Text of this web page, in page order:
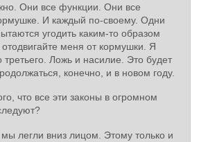
Они все функции. Они все
И каждый по-своему. Одни
угодить каким-то образом
меня от кормушки. Я
Ложь и насилие. Это будет
конечно, и в новом году.
что все эти законы в огромном
легли вниз лицом. Этому только и